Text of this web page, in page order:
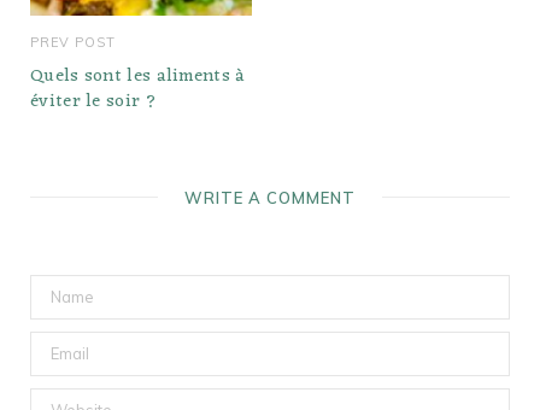
PREV POST
Quels sont les aliments à
éviter le soir ?
WRITE A COMMENT